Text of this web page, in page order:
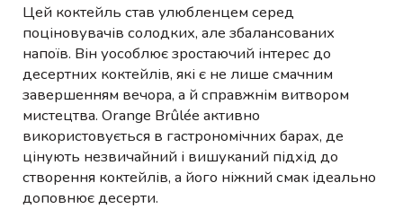
Цей коктейль став улюбленцем серед
поціновувачів солодких, але збалансованих
напоїв. Він уособлює зростаючий інтерес до
десертних коктейлів, які є не лише смачним
завершенням вечора, а й справжнім витвором
мистецтва. Orange Brûlée активно
використовується в гастрономічних барах, де
цінують незвичайний і вишуканий підхід до
створення коктейлів, а його ніжний смак ідеально
доповнює десерти.